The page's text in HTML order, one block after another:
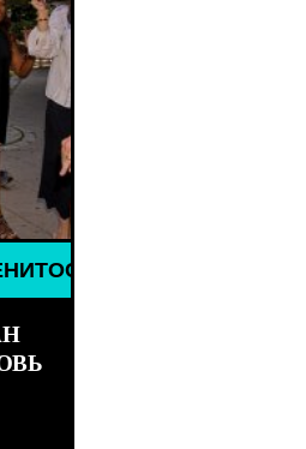
/// ДЕВУШКИ
ЗНАМЕНИТОСТИ ///